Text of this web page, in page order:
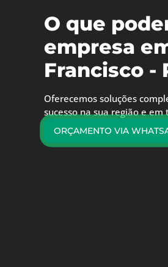
O que
empresa
Francisco -
Oferecemos soluções
sucesso na sua região e em
ORÇAMENTO VIA